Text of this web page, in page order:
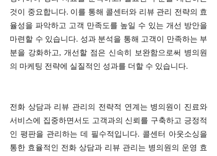
것이 중요합니다. 이를 통해 콜센터와 리뷰 관리 전략의 효
율성을 파악하고 고객 만족도를 높일 수 있는 개선 방안을
마련할 수 있습니다. 성과 분석을 통해 고객이 만족하는 부
분을 강화하고, 개선할 점은 신속히 보완함으로써 병의원
의 마케팅 전략에 실질적인 성과를 더할 수 있습니다.
전화 상담과 리뷰 관리의 전략적 연계는 병의원이 진료와
서비스에 집중하면서도 고객과의 신뢰를 구축하고 긍정적
인 평판을 관리하는 데 필수적입니다. 콜센터 아웃소싱을
통한 효율적인 전화 상담과 리뷰 관리는 병의원의 운영 효